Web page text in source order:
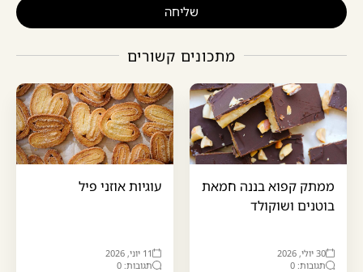
שליחה
מתכונים קשורים
ממתק קפוא בננה חמאת
בוטנים ושוקולד
30 יולי, 2026
תגובות: 0
עוגיות אוזני פיל
11 יוני, 2026
תגובות: 0